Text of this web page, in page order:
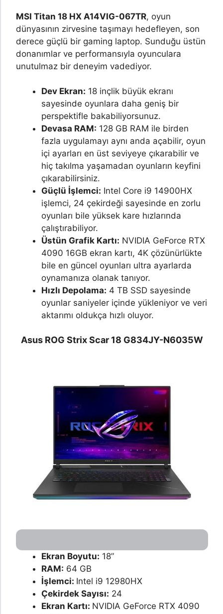
MSI Titan 18 HX A14VIG-067TR, oyun
dünyasının zirvesine taşımayı hedefleyen, son
derece güçlü bir gaming laptop. Sunduğu üstün
donanımlar ve performansıyla oyunculara
unutulmaz bir deneyim vadediyor.
Dev Ekran: 18 inçlik büyük ekranı
sayesinde oyunlara daha geniş bir
perspektifle bakabiliyorsunuz.
Devasa RAM: 128 GB RAM ile birden
fazla uygulamayı aynı anda açabilir, oyun
içi ayarları en üst seviyeye çıkarabilir ve
hiç takılma yaşamadan oyunların keyfini
çıkarabilirsiniz.
Güçlü İşlemci: Intel Core i9 14900HX
işlemci, 24 çekirdeği sayesinde en zorlu
oyunları bile yüksek kare hızlarında
çalıştırabiliyor.
Üstün Grafik Kartı: NVIDIA GeForce RTX
4090 16GB ekran kartı, 4K çözünürlükte
bile en güncel oyunları ultra ayarlarda
oynamanıza olanak tanıyor.
Hızlı Depolama: 4 TB SSD sayesinde
oyunlar saniyeler içinde yükleniyor ve veri
aktarımı oldukça hızlı oluyor.
Asus ROG Strix Scar 18 G834JY-N6035W
Ekran Boyutu: 18”
RAM: 64 GB
İşlemci: Intel i9 12980HX
Çekirdek Sayısı: 24
Ekran Kartı: NVIDIA GeForce RTX 4090